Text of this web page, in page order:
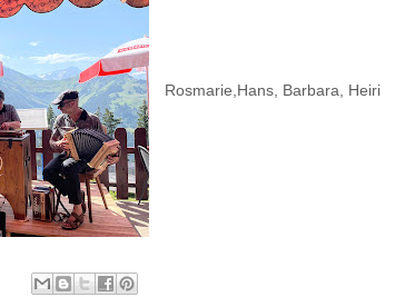
Rosmarie,Hans, Barbara, Heiri